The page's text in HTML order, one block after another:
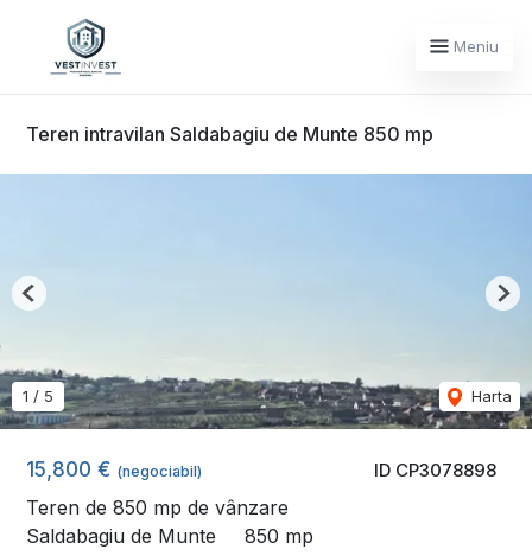
Meniu
Teren intravilan Saldabagiu de Munte 850 mp
ID CP3078898
15,800 € (negociabil)
Teren de 850 mp de vânzare
Saldabagiu de Munte
850 mp
1 / 5 Harta
Previous